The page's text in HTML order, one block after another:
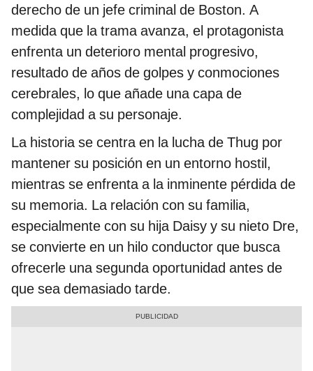
derecho de un jefe criminal de Boston. A
medida que la trama avanza, el protagonista
enfrenta un deterioro mental progresivo,
resultado de años de golpes y conmociones
cerebrales, lo que añade una capa de
complejidad a su personaje.
La historia se centra en la lucha de Thug por
mantener su posición en un entorno hostil,
mientras se enfrenta a la inminente pérdida de
su memoria. La relación con su familia,
especialmente con su hija Daisy y su nieto Dre,
se convierte en un hilo conductor que busca
ofrecerle una segunda oportunidad antes de
que sea demasiado tarde.